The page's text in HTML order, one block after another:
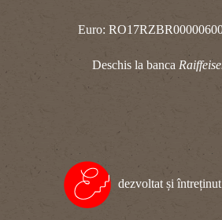
Euro:
Deschis la banca
dezvoltat și